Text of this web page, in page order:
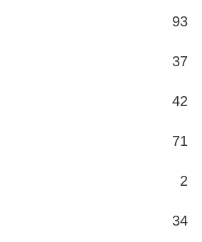
93
37
42
71
2
34